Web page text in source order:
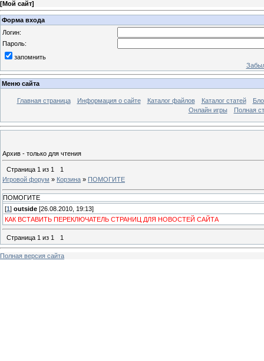
[Мой сайт]
Форма входа
Логин:
Пароль:
запомнить
Меню сайта
Главная страница Информация о сайте Каталог файлов Каталог статей
Онлайн игры
Полная
Архив - только для чтения
Страница 1 из 1
1
Игровой форум » Корзина » ПОМОГИТЕ
ПОМОГИТЕ
[1 ] outside [26.08.2010, 19:13]
КАК ВСТАВИТЬ ПЕРЕКЛЮЧАТЕЛЬ СТРАНИЦ ДЛЯ НОВОСТЕЙ САЙТА
Страница 1 из 1 1
Полная версия сайта